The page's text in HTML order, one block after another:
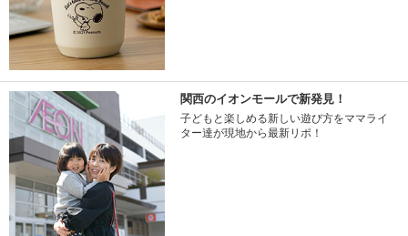
関西のイオンモールで新発見！
子どもと楽しめる新しい遊び方をママライ
ター達が現地から最新リポ！